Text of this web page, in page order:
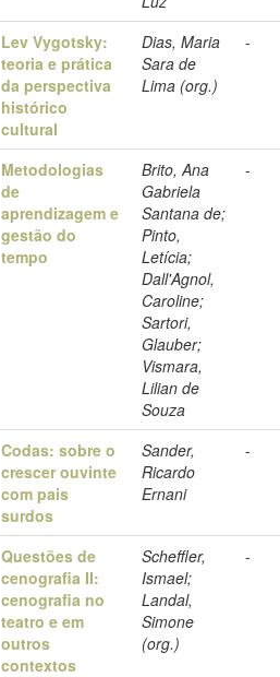
Lev Vygotsky:
teoria e prática
da perspectiva
histórico
cultural
Dias, Maria
Sara de
Lima (org.)
-
Metodologias
de
aprendizagem e
gestão do
tempo
Brito, Ana
Gabriela
Santana de;
Pinto,
Letícia;
Dall'Agnol,
Caroline;
Sartori,
Glauber;
Vismara,
Lilian de
Souza
-
Codas: sobre o
crescer ouvinte
com pais
surdos
Sander,
Ricardo
Ernani
-
Questões de
cenografia II:
cenografia no
teatro e em
outros
contextos
Scheffler,
Ismael;
Landal,
Simone
(org.)
-